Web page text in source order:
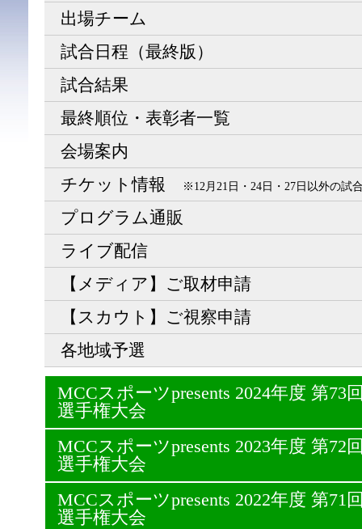
出場チーム
試合日程（最終版）
試合結果
最終順位・表彰者一覧
会場案内
チケット情報
※12月21日・24日・27日以外の試
プログラム通販
ライブ配信
【メディア】ご取材申請
【スカウト】ご視察申請
各地域予選
MCCスポーツpresents 2024年度 第73
選手権大会
MCCスポーツpresents 2023年度 第72
選手権大会
MCCスポーツpresents 2022年度 第71
選手権大会